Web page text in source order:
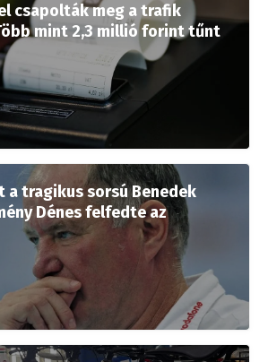
csapolták meg a trafik
mint 2,3 millió forint tűnt
a tragikus sorsú Benedek
Dénes felfedte az